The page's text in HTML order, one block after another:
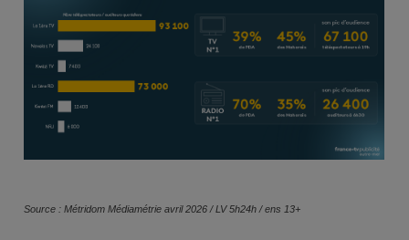
Source : Métridom Médiamétrie avril 2026 / LV 5h24h / ens 13+